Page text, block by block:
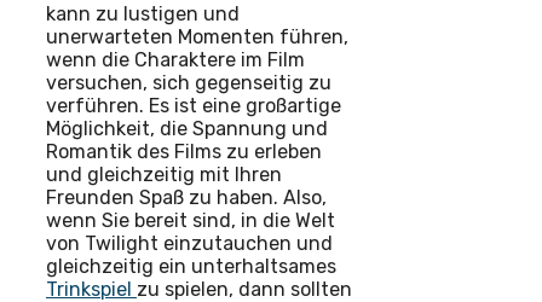
kann zu lustigen und
unerwarteten Momenten führen,
wenn die Charaktere im Film
versuchen, sich gegenseitig zu
verführen. Es ist eine großartige
Möglichkeit, die Spannung und
Romantik des Films zu erleben
und gleichzeitig mit Ihren
Freunden Spaß zu haben. Also,
wenn Sie bereit sind, in die Welt
von Twilight einzutauchen und
gleichzeitig ein unterhaltsames
Trinkspiel zu spielen, dann sollten